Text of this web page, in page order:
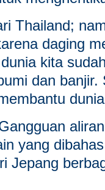
Thailand;
daging
kita
dan
yang
Jepang